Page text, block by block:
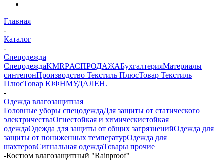
Главная
-
Каталог
-
Спецодежда
СпецодеждаKMRPАСПРОДАЖАБухгалтерияМатериалы
синтепонПроизводство Текстиль ПлюсТовар Текстиль
ПлюсТовар ЮФНМУДАЛЕН.
-
Одежда влагозащитная
Головные уборы спецодеждаДля защиты от статического
электричестваОгнестойкая и химическистойкая
одеждаОдежда для защиты от общих загрязненийОдежда для
защиты от пониженных температурОдежда для
шахтеровСигнальная одеждаТовары прочие
-Костюм влагозащитный "Rainproof"